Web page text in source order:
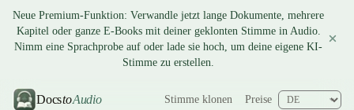
Neue Premium-Funktion: Verwandle jetzt lange Dokumente, mehrere
Kapitel oder ganze E-Books mit deiner geklonten Stimme in Audio.
Nimm eine Sprachprobe auf oder lade sie hoch, um deine eigene KI-
Stimme zu erstellen.
DocstoAudio Stimme klonen Preise